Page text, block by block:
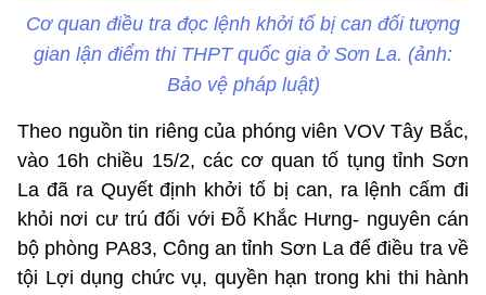
Cơ quan điều tra đọc lệnh khởi tố bị can đối tượng
gian lận điểm thi THPT quốc gia ở Sơn La. (ảnh:
Bảo vệ pháp luật)
Theo nguồn tin riêng của phóng viên VOV Tây Bắc,
vào 16h chiều 15/2, các cơ quan tố tụng tỉnh Sơn
La đã ra Quyết định khởi tố bị can, ra lệnh cấm đi
khỏi nơi cư trú đối với Đỗ Khắc Hưng- nguyên cán
bộ phòng PA83, Công an tỉnh Sơn La để điều tra về
tội Lợi dụng chức vụ, quyền hạn trong khi thi hành